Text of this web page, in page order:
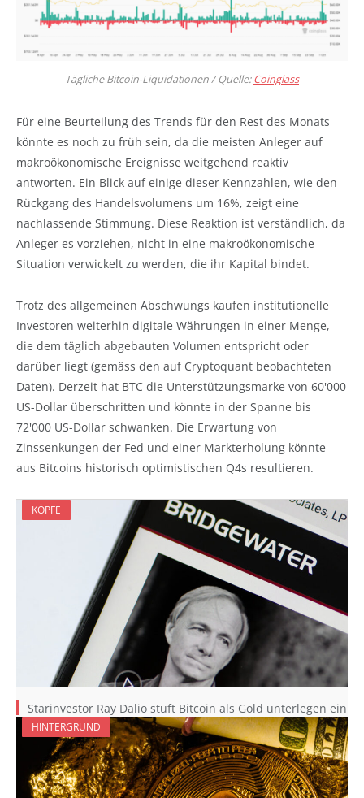
Tägliche Bitcoin-Liquidationen / Quelle:Coinglass
Für eine Beurteilung des Trends für den Rest des Monats
könnte es noch zu früh sein, da die meisten Anleger auf
makroökonomische Ereignisse weitgehend reaktiv
antworten. Ein Blick auf einige dieser Kennzahlen, wie den
Rückgang des Handelsvolumens um 16%, zeigt eine
nachlassende Stimmung. Diese Reaktion ist verständlich, da
Anleger es vorziehen, nicht in eine makroökonomische
Situation verwickelt zu werden, die ihr Kapital bindet.
Trotz des allgemeinen Abschwungs kaufen institutionelle
Investoren weiterhin digitale Währungen in einer Menge,
die dem täglich abgebauten Volumen entspricht oder
darüber liegt (gemäss den auf Cryptoquant beobachteten
Daten). Derzeit hat BTC die Unterstützungsmarke von 60'000
US-Dollar überschritten und könnte in der Spanne bis
72'000 US-Dollar schwanken. Die Erwartung von
Zinssenkungen der Fed und einer Markterholung könnte
aus Bitcoins historisch optimistischen Q4s resultieren.
KÖPFE
Starinvestor Ray Dalio stuft Bitcoin als Gold unterlegen ein
HINTERGRUND